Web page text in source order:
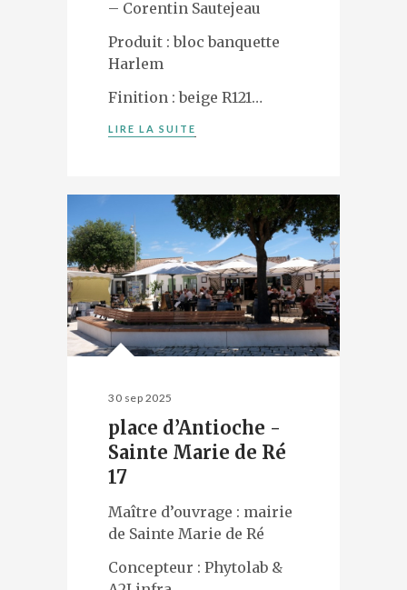
– Corentin Sautejeau
Produit : bloc banquette
Harlem
Finition : beige R121…
LIRE LA SUITE
30 sep 2025
place d’Antioche -
Sainte Marie de Ré
17
Maître d’ouvrage : mairie
de Sainte Marie de Ré
Concepteur : Phytolab &